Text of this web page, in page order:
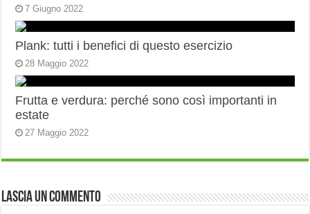
7 Giugno 2022
Plank: tutti i benefici di questo esercizio
28 Maggio 2022
Frutta e verdura: perché sono così importanti in
estate
27 Maggio 2022
Lascia un commento